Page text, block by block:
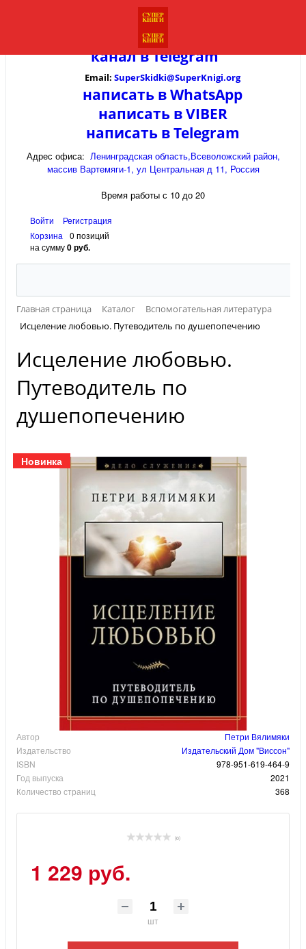
канал вTelegram
Email: SuperSkidki@SuperKnigi.org
написать в WhatsApp
написать в VIBER
написать в Telegram
Адрес офиса: Ленинградская область,Всеволожский район,
массив Вартемяги-1, ул Центральная д 11, Россия
Время работы с 10 до 20
Войти
Регистрация
Корзина
0 позиций
на сумму0 руб.
Главная страница Каталог
Вспомогательная литература
Исцеление любовью. Путеводитель по душепопечению
Исцеление любовью.
Путеводитель по
душепопечению
Новинка
Автор
Петри Вялимяки
Издательство
Издательский Дом "Виссон"
ISBN
978-951-619-464-9
Год выпуска
2021
Количество страниц
368
(0)
1 229 руб.
шт